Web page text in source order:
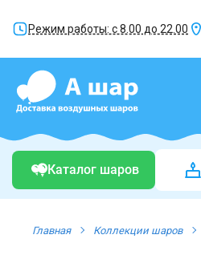
Режим работы: с 8.00 до 22.00
Каталог шаров
Главная Коллекции шаров